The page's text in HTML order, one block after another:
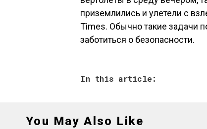
приземлились и улетели с
Times. Обычно такие задачи
заботиться о безопасности.
In this article:
You May Also Like